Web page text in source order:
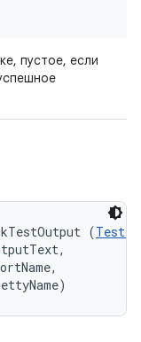
пустое, если
(